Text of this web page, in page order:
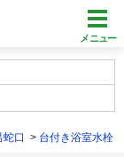
メニュー
蛇口 台付き浴室水栓